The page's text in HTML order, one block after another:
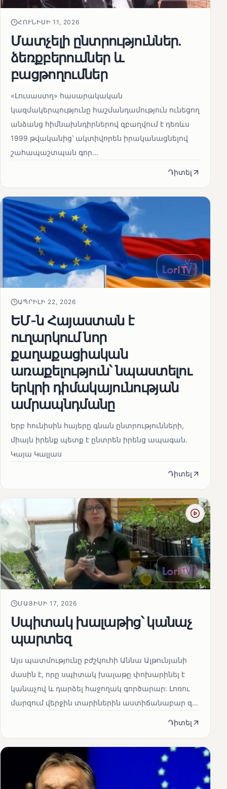
ՀՈՒՆԻՍԻ 11, 2026
Մատչելի ընտրություններ.
ձեռքբերումներ և
բացթողումներ
«Լուսաստղ» հասարակական
կազմակերպությունը հաշմանդամություն ունեցող
անձանց հիմնախնդիրներով զբաղվում է դեռևս
1999 թվականից՝ ակտիվորեն իրականացնելով
շահապաշտպան գոր...
Դիտել
ԱՊՐԻԼԻ 22, 2026
ԵՄ-ն Հայաստան է
ուղարկում նոր
քաղաքացիական
առաքելություն՝ նպաստելու
երկրի դիմակայունության
ամրապնդմանը
Երբ հունիսին հայերը գնան ընտրությունների,
միայն իրենք պետք է ընտրեն իրենց ապագան.
Կայա Կալլաս
Դիտել
ՄԱՅԻՍԻ 17, 2026
Սպիտակ խալաթից՝ կանաչ
պարտեզ
Այս պատմությունը բժշկուհի Աննա Ալթունյանի
մասին է, որը սպիտակ խալաթը փոխարինել է
կանաչով և դարձել հաջողակ գործարար: Լոռու
մարզում վերջին տարիներին աստիճանաբար զ...
Դիտել